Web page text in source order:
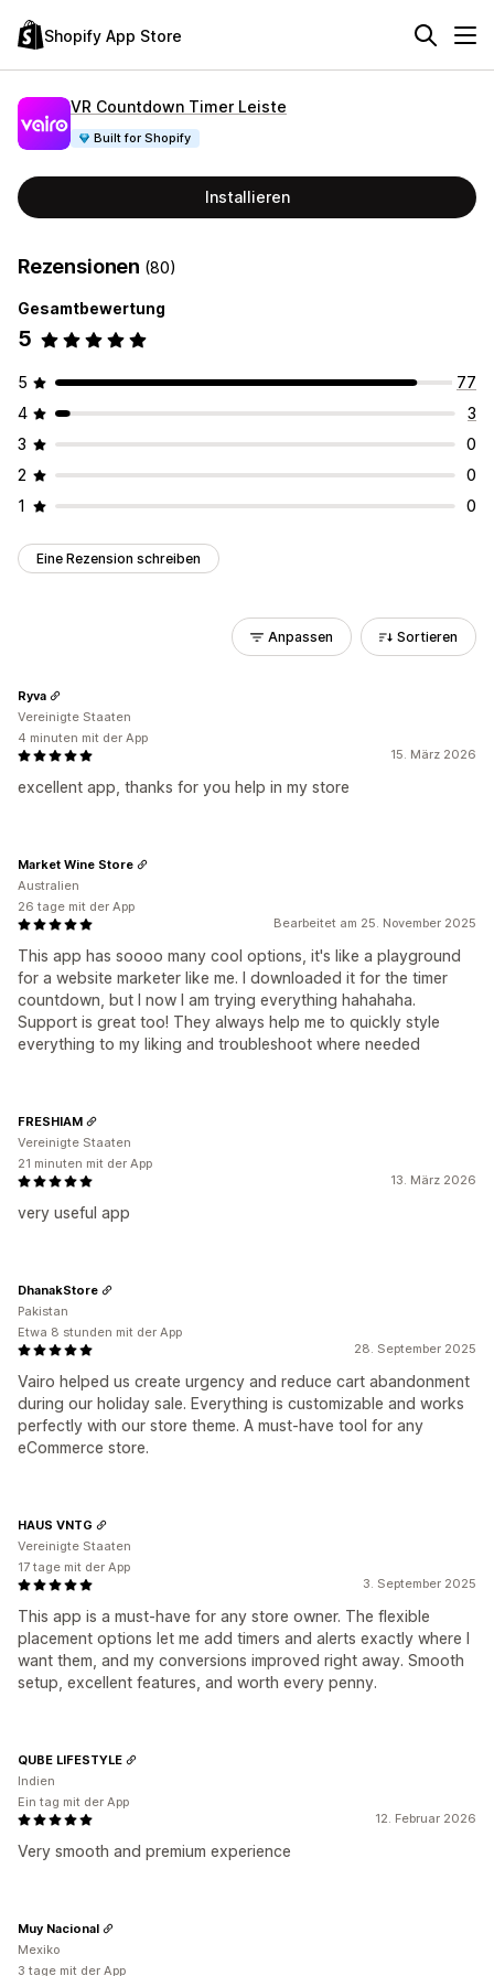
Shopify App Store
VR Countdown Timer Leiste
Built for Shopify
Installieren
Rezensionen (80)
Gesamtbewertung
5
5
77
4
3
3
0
2
0
1
0
Eine Rezension schreiben
Anpassen Sortieren
15. März 2026
excellent app, thanks for you help in my store
Ryva
Vereinigte Staaten
4 minuten mit der App
Bearbeitet am 25. November 2025
This app has soooo many cool options, it's like a playground
for a website marketer like me. I downloaded it for the timer
countdown, but I now I am trying everything hahahaha.
Support is great too! They always help me to quickly style
everything to my liking and troubleshoot where needed
Market Wine Store
Australien
26 tage mit der App
13. März 2026
very useful app
FRESHIAM
Vereinigte Staaten
21 minuten mit der App
28. September 2025
Vairo helped us create urgency and reduce cart abandonment
during our holiday sale. Everything is customizable and works
perfectly with our store theme. A must-have tool for any
eCommerce store.
DhanakStore
Pakistan
Etwa 8 stunden mit der App
3. September 2025
This app is a must-have for any store owner. The flexible
placement options let me add timers and alerts exactly where I
want them, and my conversions improved right away. Smooth
setup, excellent features, and worth every penny.
HAUS VNTG
Vereinigte Staaten
17 tage mit der App
12. Februar 2026
Very smooth and premium experience
QUBE LIFESTYLE
Indien
Ein tag mit der App
Muy Nacional
Mexiko
3 tage mit der App